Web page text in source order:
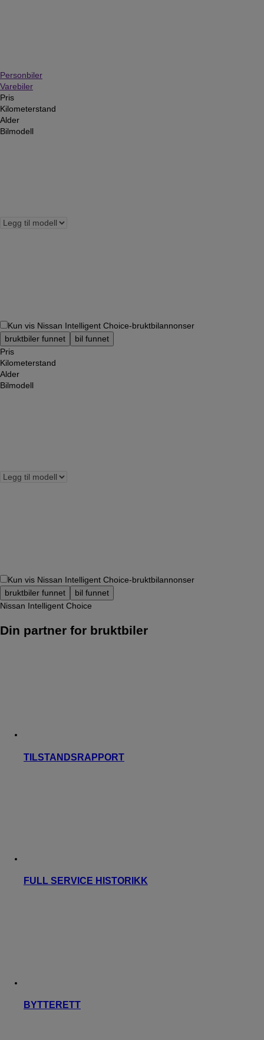
Personbiler
Varebiler
Pris
Kilometerstand
Alder
Bilmodell
Kun vis Nissan Intelligent Choice-bruktbilannonser
bruktbiler funnet
bil funnet
Pris
Kilometerstand
Alder
Bilmodell
Kun vis Nissan Intelligent Choice-bruktbilannonser
bruktbiler funnet
bil funnet
Nissan Intelligent Choice
Din partner for bruktbiler
TILSTANDSRAPPORT
FULL SERVICE HISTORIKK
BYTTERETT